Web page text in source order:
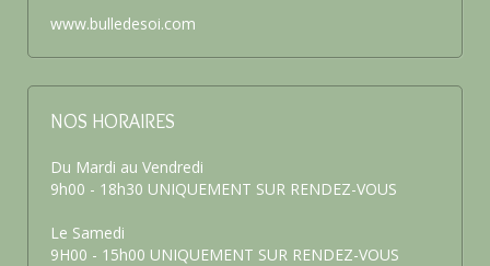
www.bulledesoi.com
NOS HORAIRES
Du Mardi au Vendredi
9h00 - 18h30 UNIQUEMENT SUR RENDEZ-VOUS
Le Samedi
9H00 - 15h00 UNIQUEMENT SUR RENDEZ-VOUS